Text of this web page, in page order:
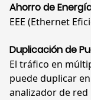
Ahorro de
EEE (Ethernet
Duplicación de
El tráfico en
puede duplicar
analizador de red